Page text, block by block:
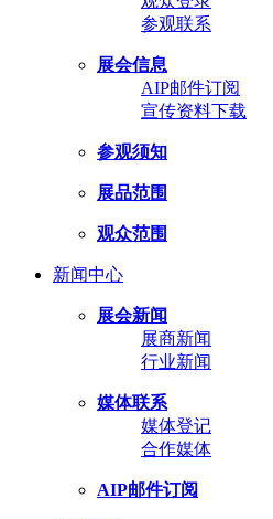
参观联系
展会信息
AIP邮件订阅
宣传资料下载
参观须知
展品范围
观众范围
新闻中心
展会新闻
展商新闻
行业新闻
媒体联系
媒体登记
合作媒体
AIP邮件订阅